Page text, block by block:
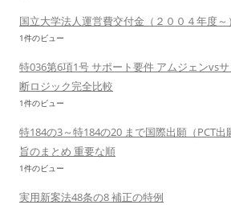
国立大学法人運営費交付金（２００４年度～
1件のビュー
特036第6項1号 サポート要件 アムジェンvs
断ロジック完全比較
1件のビュー
特184の3～特184の20 まで国際出願（PCT
旨のまとめ 重要な順
1件のビュー
実用新案法48条の8 補正の特例